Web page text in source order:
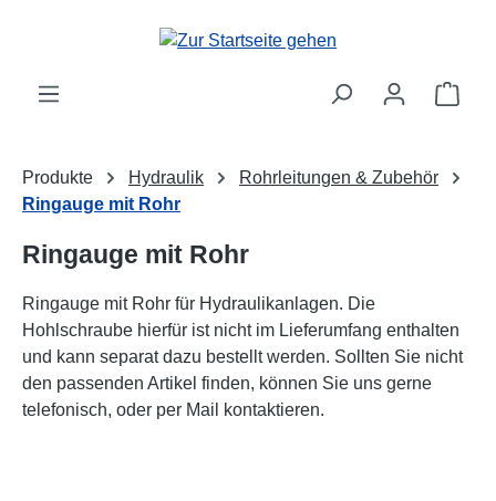
Produkte Hydraulik
Rohrleitungen & Zubehör
Ringauge mit Rohr
Ringauge mit Rohr
Ringauge mit Rohr für Hydraulikanlagen. Die
Hohlschraube hierfür ist nicht im Lieferumfang enthalten
und kann separat dazu bestellt werden. Sollten Sie nicht
den passenden Artikel finden, können Sie uns gerne
telefonisch, oder per Mail kontaktieren.